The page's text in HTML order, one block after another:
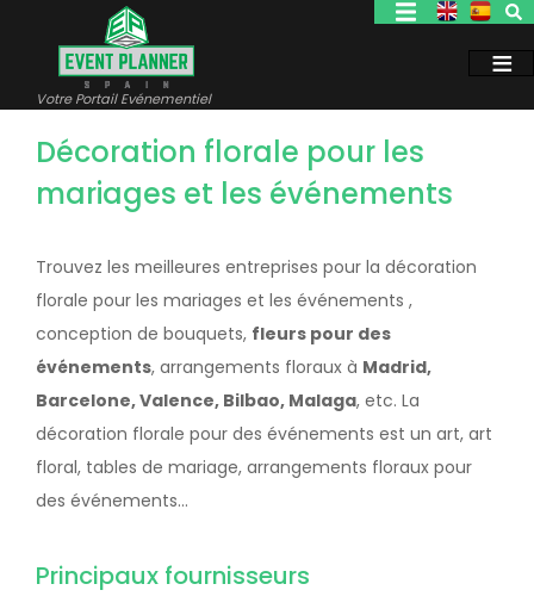
contenu
Votre Portail Evénementiel
Décoration florale pour les
mariages et les événements
Trouvez les meilleures entreprises pour la décoration
florale pour les mariages et les événements ,
conception de bouquets, fleurs pour des
événements, arrangements floraux à Madrid,
Barcelone, Valence, Bilbao, Malaga, etc. La
décoration florale pour des événements est un art, art
floral, tables de mariage, arrangements floraux pour
des événements...
Principaux fournisseurs